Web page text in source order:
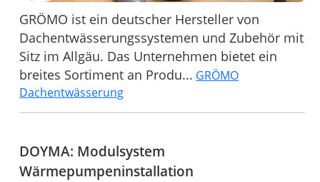
GRÖMO ist ein deutscher Hersteller von
Dachentwässerungssystemen und Zubehör mit
Sitz im Allgäu. Das Unternehmen bietet ein
breites Sortiment an Produ... GRÖMO
Dachentwässerung
DOYMA: Modulsystem
Wärmepumpeninstallation